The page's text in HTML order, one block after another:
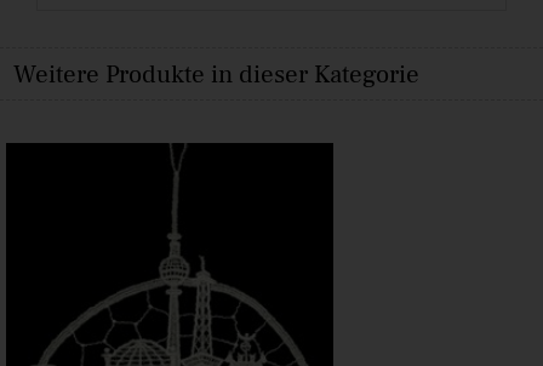
Weitere Produkte in dieser Kategorie